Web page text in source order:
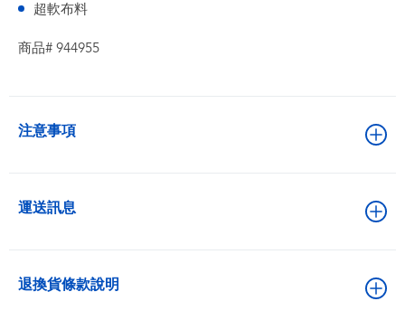
超軟布料
商品# 944955
注意事項
運送訊息
退換貨條款說明